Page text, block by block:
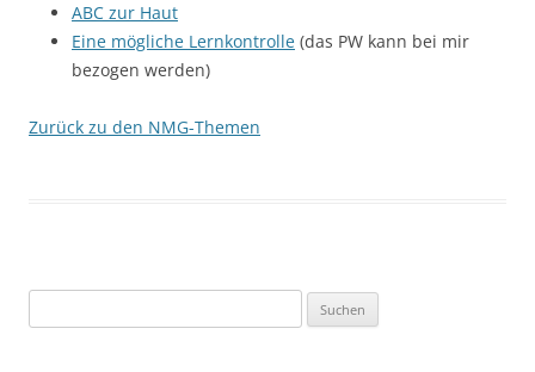
ABC zur Haut
Eine mögliche Lernkontrolle (das PW kann bei mir
bezogen werden)
Zurück zu den NMG-Themen
nach: